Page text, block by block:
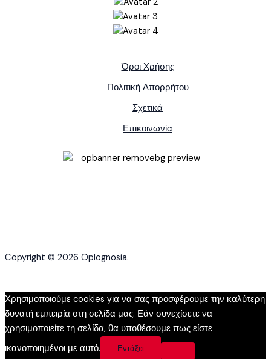
Όροι Χρήσης
Πολιτική Απορρήτου
Σχετικά
Επικοινωνία
Copyright © 2026 Oplognosia.
Χρησιμοποιούμε cookies για να σας προσφέρουμε την καλύτερη
δυνατή εμπειρία στη σελίδα μας. Εάν συνεχίσετε να
χρησιμοποιείτε τη σελίδα, θα υποθέσουμε πως είστε
ικανοποιημένοι με αυτό.
Εντάξει